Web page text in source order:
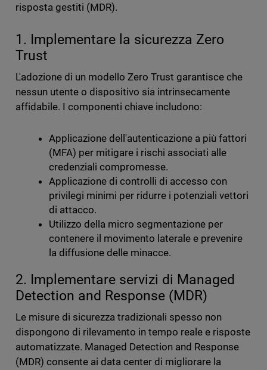
risposta gestiti (MDR).
1. Implementare la sicurezza Zero
Trust
L'adozione di un modello Zero Trust garantisce che
nessun utente o dispositivo sia intrinsecamente
affidabile. I componenti chiave includono:
Applicazione dell'autenticazione a più fattori
(MFA) per mitigare i rischi associati alle
credenziali compromesse.
Applicazione di controlli di accesso con
privilegi minimi per ridurre i potenziali vettori
di attacco.
Utilizzo della micro segmentazione per
contenere il movimento laterale e prevenire
la diffusione delle minacce.
2. Implementare servizi di Managed
Detection and Response (MDR)
Le misure di sicurezza tradizionali spesso non
dispongono di rilevamento in tempo reale e risposte
automatizzate. Managed Detection and Response
(MDR) consente ai data center di migliorare la